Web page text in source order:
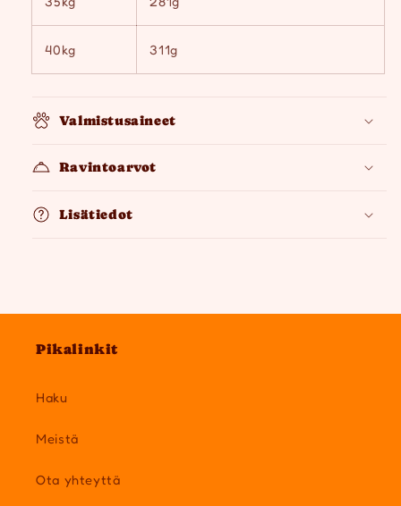
40kg 311g
Valmistusaineet
Ravintoarvot
Lisätiedot
Pikalinkit
Haku
Meistä
Ota yhteyttä